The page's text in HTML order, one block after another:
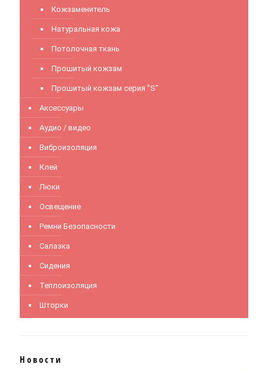
Кожзаменитель
Натуральная кожа
Потолочная ткань
Прошитый кожзам
Прошитый кожзам серия "S"
Аксессуары
Аудио / видео
Виброизоляция
Клей
Люки
Освещение
Ремни Безопасности
Салазка
Сидения
Теплоизоляция
Шторки
Новости